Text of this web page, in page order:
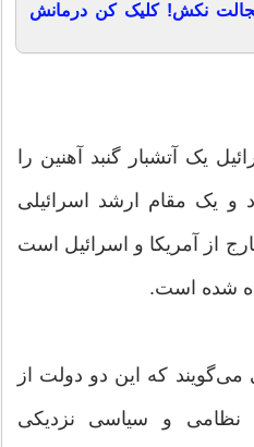
نکش! کلیک کن درمانش
یک آتشبار گنبد آهنین را
و یک مقام ارشد اسرائیلی
از آمریکا و اسرائیل است
شده است.
می‌گویند که این دو دولت از
نظامی و سیاسی نزدیکی